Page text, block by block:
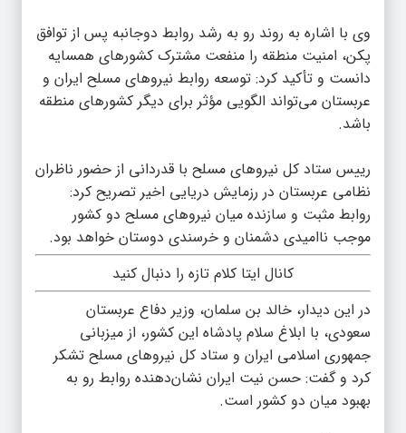
وی با اشاره به روند رو به رشد روابط دوجانبه پس از توافق
پکن، امنیت منطقه را منفعت مشترک کشورهای همسایه
دانست و تأکید کرد: توسعه روابط نیروهای مسلح ایران و
عربستان می‌تواند الگویی مؤثر برای دیگر کشورهای منطقه
باشد.
رییس ستاد کل نیروهای مسلح با قدردانی از حضور ناظران
نظامی عربستان در رزمایش دریایی اخیر تصریح کرد:
روابط مثبت و سازنده میان نیروهای مسلح دو کشور
موجب ناامیدی دشمنان و خرسندی دوستان خواهد بود.
کانال ایتا کلام تازه را دنبال کنید
در این دیدار، خالد بن سلمان، وزیر دفاع عربستان
سعودی، با ابلاغ سلام پادشاه این کشور، از میزبانی
جمهوری اسلامی ایران و ستاد کل نیروهای مسلح تشکر
کرد و گفت: حسن نیت ایران نشان‌دهنده روابط رو به
بهبود میان دو کشور است.